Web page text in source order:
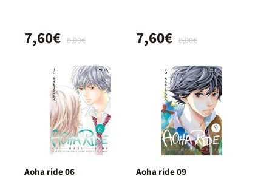
8,00€
7,60€ 8,00€
7,60€
Aoha ride 06 Aoha ride 09